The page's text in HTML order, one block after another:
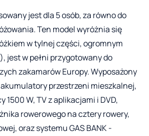
jest dla 5 osób, za równo do
Ten model wyróżnia się
w tylnej części, ogromnym
jest w pełni przygotowany do
zakamarów Europy. Wyposażony
przestrzeni mieszkalnej,
1500 W, TV z aplikacjami i DVD,
rowerowego na cztery rowery,
oraz systemu GAS BANK -